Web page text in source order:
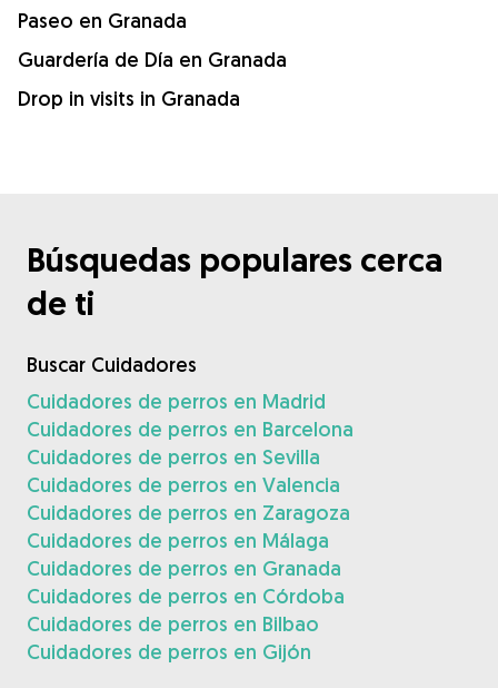
Paseo en Granada
Guardería de Día en Granada
Drop in visits in Granada
Búsquedas populares cerca
de ti
Buscar Cuidadores
Cuidadores de perros en Madrid
Cuidadores de perros en Barcelona
Cuidadores de perros en Sevilla
Cuidadores de perros en Valencia
Cuidadores de perros en Zaragoza
Cuidadores de perros en Málaga
Cuidadores de perros en Granada
Cuidadores de perros en Córdoba
Cuidadores de perros en Bilbao
Cuidadores de perros en Gijón